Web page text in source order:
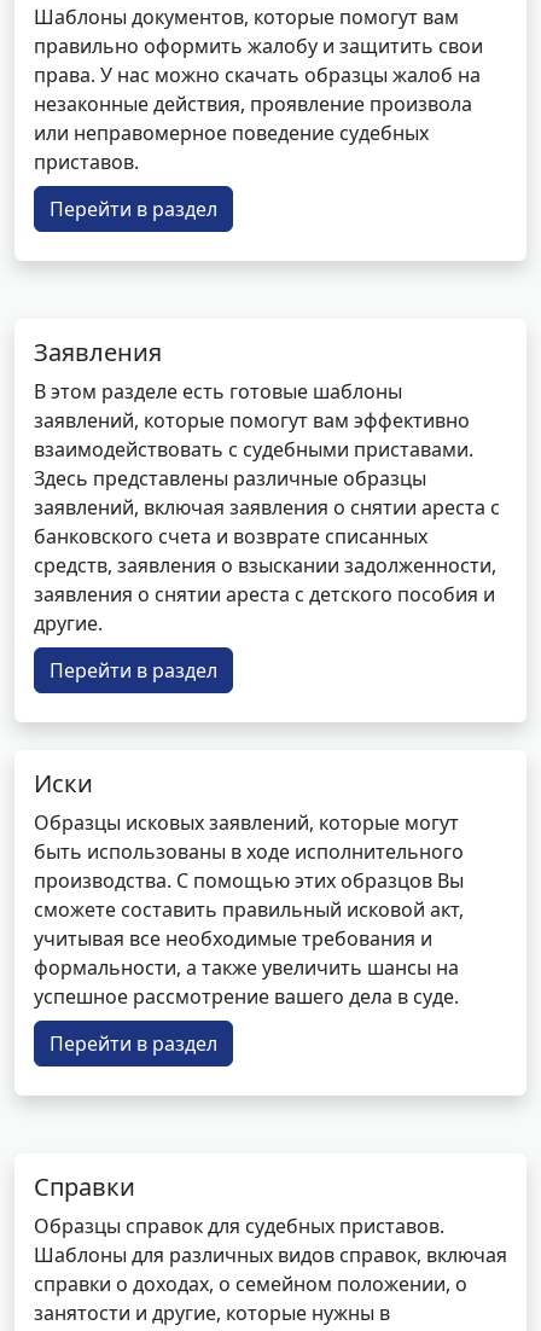
Шаблоны документов, которые помогут вам
правильно оформить жалобу и защитить свои
права. У нас можно скачать образцы жалоб на
незаконные действия, проявление произвола
или неправомерное поведение судебных
приставов.
Перейти в раздел
Заявления
В этом разделе есть готовые шаблоны
заявлений, которые помогут вам эффективно
взаимодействовать с судебными приставами.
Здесь представлены различные образцы
заявлений, включая заявления о снятии ареста с
банковского счета и возврате списанных
средств, заявления о взыскании задолженности,
заявления о снятии ареста с детского пособия и
другие.
Перейти в раздел
Иски
Образцы исковых заявлений, которые могут
быть использованы в ходе исполнительного
производства. С помощью этих образцов Вы
сможете составить правильный исковой акт,
учитывая все необходимые требования и
формальности, а также увеличить шансы на
успешное рассмотрение вашего дела в суде.
Перейти в раздел
Справки
Образцы справок для судебных приставов.
Шаблоны для различных видов справок, включая
справки о доходах, о семейном положении, о
занятости и другие, которые нужны в